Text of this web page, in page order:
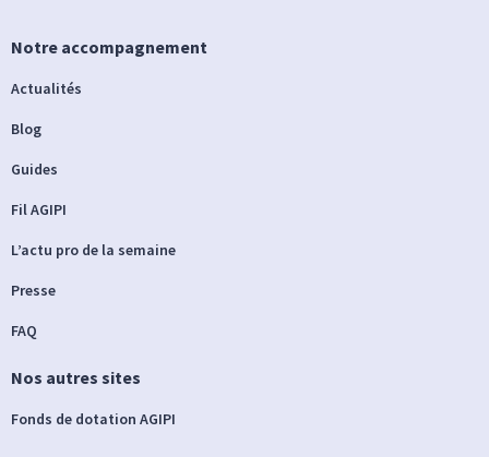
Notre accompagnement
Actualités
Blog
Guides
Fil AGIPI
L’actu pro de la semaine
Presse
FAQ
Nos autres sites
Fonds de dotation AGIPI